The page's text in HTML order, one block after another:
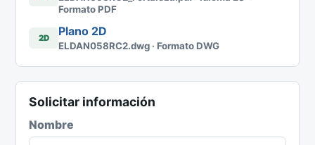
Formato PDF
2D Plano 2D
ELDAN058RC2.dwg · Formato DWG
Solicitar información
Nombre